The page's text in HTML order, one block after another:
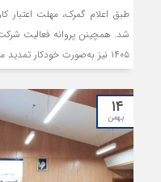
طبق اعلام گمرک، مهلت اعتبار
شد. همچینن پروانه فعالیت
۱۴۰۵ نیز به‌صورت خودکار تمدید می‌شود.
۱۴
بهمن